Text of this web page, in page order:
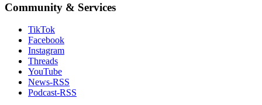
Community & Services
TikTok
Facebook
Instagram
Threads
YouTube
News-RSS
Podcast-RSS